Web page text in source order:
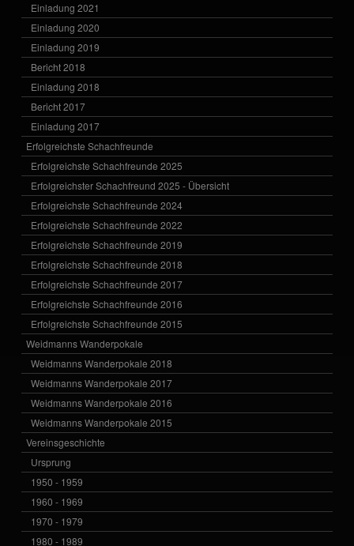
Einladung 2021
Einladung 2020
Einladung 2019
Bericht 2018
Einladung 2018
Bericht 2017
Einladung 2017
Erfolgreichste Schachfreunde
Erfolgreichste Schachfreunde 2025
Erfolgreichster Schachfreund 2025 - Übersicht
Erfolgreichste Schachfreunde 2024
Erfolgreichste Schachfreunde 2022
Erfolgreichste Schachfreunde 2019
Erfolgreichste Schachfreunde 2018
Erfolgreichste Schachfreunde 2017
Erfolgreichste Schachfreunde 2016
Erfolgreichste Schachfreunde 2015
Weidmanns Wanderpokale
Weidmanns Wanderpokale 2018
Weidmanns Wanderpokale 2017
Weidmanns Wanderpokale 2016
Weidmanns Wanderpokale 2015
Vereinsgeschichte
Ursprung
1950 - 1959
1960 - 1969
1970 - 1979
1980 - 1989